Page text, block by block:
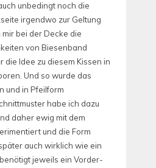
unbedingt noch die
irgendwo zur Geltung
bei der Decke die
von Biesenband
die Idee zu diesem Kissen in
Und so wurde das
und in Pfeilform
habe ich dazu
daher ewig mit dem
und die Form
auch wirklich wie ein
jeweils ein Vorder-